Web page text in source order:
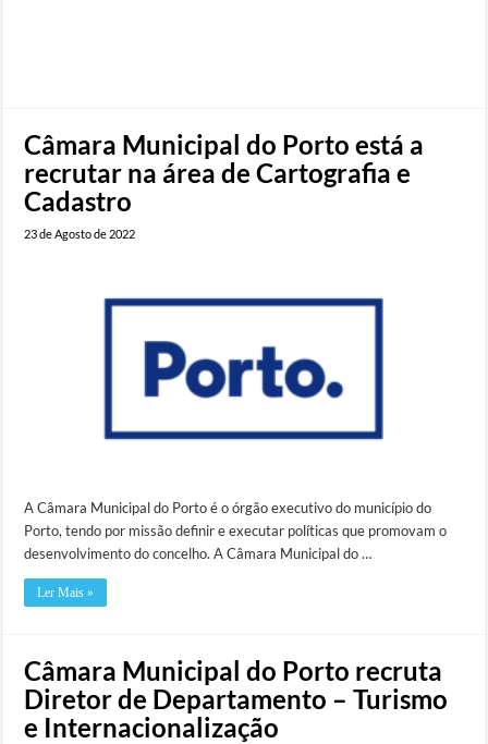
Câmara Municipal do Porto está a
recrutar na área de Cartografia e
Cadastro
23 de Agosto de 2022
A Câmara Municipal do Porto é o órgão executivo do município do
Porto, tendo por missão definir e executar políticas que promovam o
desenvolvimento do concelho. A Câmara Municipal do …
Ler Mais »
Câmara Municipal do Porto recruta
Diretor de Departamento – Turismo
e Internacionalização